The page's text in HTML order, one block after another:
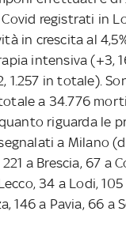
registrati in
in crescita al
intensiva (+3,
1.257 in totale).
a 34.776
riguarda le
a Milano
a Brescia, 67 a
34 a Lodi,
146 a Pavia, 66 a